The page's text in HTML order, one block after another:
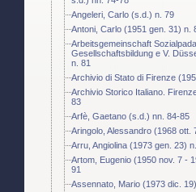
Angeleri, Carlo (s.d.) n. 79
Antoni, Carlo (1951 gen. 31) n.
Arbeitsgemeinschaft
Gesellschaftsbildung e V.
n. 81
Archivio di Stato di Firenze
Archivio Storico Italiano.
83
Arfè, Gaetano (s.d.) nn. 84-85
Aringolo, Alessandro (1968 ott.
Arru, Angiolina (1973 gen. 23)
Artom, Eugenio (1950 nov. 7 -
91
Assennato, Mario (1973 dic.